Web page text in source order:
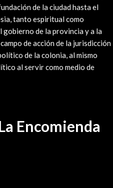
de la ciudad hasta el
tanto espiritual como
de la provincia y a la
de acción de la jurisdicción
de la colonia, al mismo
al servir como medio de
Encomienda